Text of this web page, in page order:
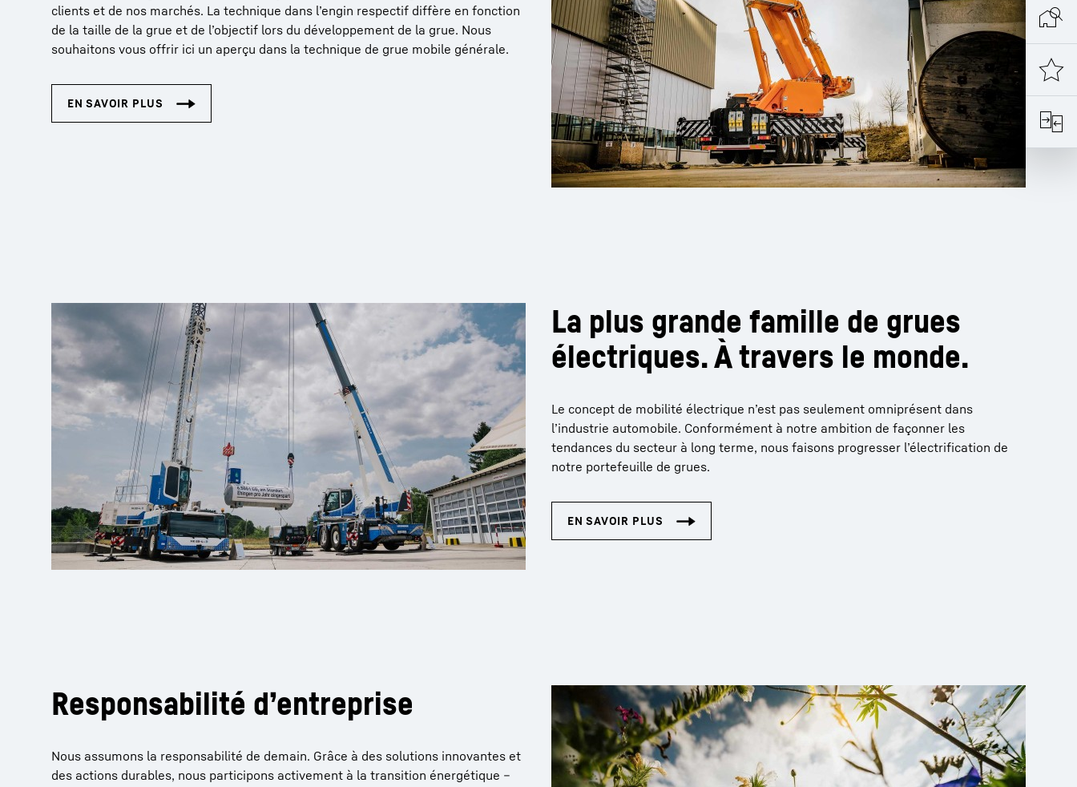
clients et de nos marchés. La technique dans l’engin respectif diffère en fonction
de la taille de la grue et de l’objectif lors du développement de la grue. Nous
souhaitons vous offrir ici un aperçu dans la technique de grue mobile générale.
La plus grande famille de grues
électriques. À travers le monde.
Le concept de mobilité électrique n’est pas seulement omniprésent dans
l’industrie automobile. Conformément à notre ambition de façonner les
tendances du secteur à long terme, nous faisons progresser l’électrification de
notre portefeuille de grues.
Responsabilité d’entreprise
Nous assumons la responsabilité de demain. Grâce à des solutions innovantes et
des actions durables, nous participons activement à la transition énergétique –